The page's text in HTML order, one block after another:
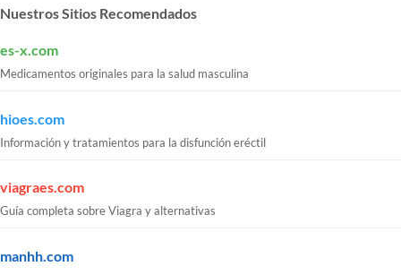
Nuestros Sitios Recomendados
es-x.com
Medicamentos originales para la salud masculina
hioes.com
Información y tratamientos para la disfunción eréctil
viagraes.com
Guía completa sobre Viagra y alternativas
manhh.com